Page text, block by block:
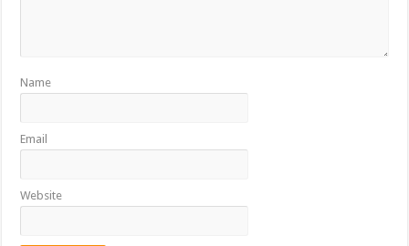
Name
Email
Website